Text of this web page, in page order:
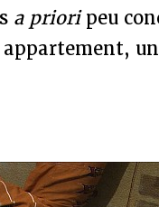
a prioripeu